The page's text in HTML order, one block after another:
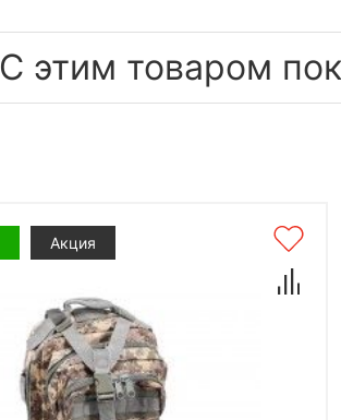
С этим товаром
Акция